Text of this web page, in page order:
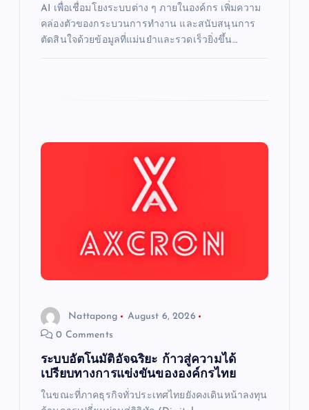
AI เพื่อเชื่อมโยงระบบต่าง ๆ ภายในองค์กร เพิ่มความ
คล่องตัวของกระบวนการทำงาน และสนับสนุนการ
ตัดสินใจด้วยข้อมูลที่แม่นยำและรวดเร็วยิ่งขึ้น…
Nattapong
August 6, 2026
0 Comments
ระบบอัตโนมัติอัจฉริยะ ก้าวสู่ความได้
เปรียบทางการแข่งขันขององค์กรไทย
ในขณะที่ภาคธุรกิจทั่วประเทศไทยยังคงเดินหน้าลงทุน